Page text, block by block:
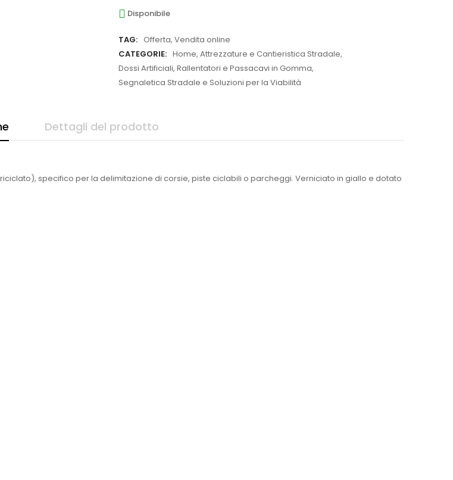
Disponibile
TAG: Offerta, Vendita online
CATEGORIE: Home, Attrezzature e Cantieristica Stradale,
Dossi Artificiali, Rallentatori e Passacavi in Gomma,
Segnaletica Stradale e Soluzioni per la Viabilità
Dettagli del prodotto
specifico per la delimitazione di corsie, piste ciclabili o parcheggi. Verniciato in giallo e dotato